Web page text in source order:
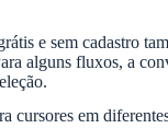
e sem cadastro
alguns fluxos, a
cursores em